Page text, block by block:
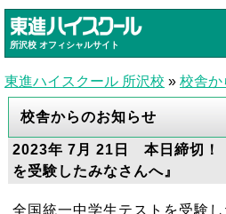
所沢校 オフィシャルサイト
東進ハイスクール 所沢校 » 校舎か
校舎からのお知らせ
2023年 7月 21日 本日締切！
を受験したみなさんへ』
全国統一中学生テストを受験